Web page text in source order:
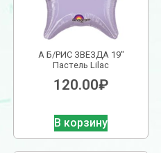
А Б/РИС ЗВЕЗДА 19″
Пастель Lilac
120.00₽
В корзину